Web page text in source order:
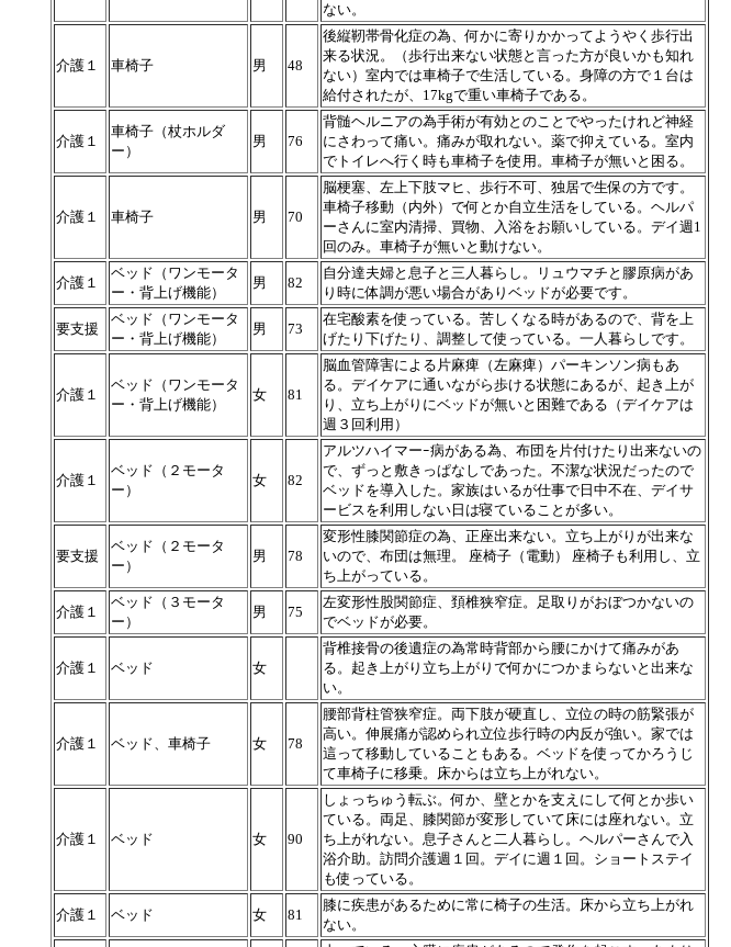
ない。
介護１ 車椅子 男 48
後縦靭帯骨化症の為、何かに寄りかかってようやく歩行出
来る状況。（歩行出来ない状態と言った方が良いかも知れ
ない）室内では車椅子で生活している。身障の方で１台は
給付されたが、17kgで重い車椅子である。
介護１
車椅子（杖ホルダ
ー）
男 76
背髄ヘルニアの為手術が有効とのことでやったけれど神経
にさわって痛い。痛みが取れない。薬で抑えている。室内
でトイレへ行く時も車椅子を使用。車椅子が無いと困る。
介護１ 車椅子 男 70
脳梗塞、左上下肢マヒ、歩行不可、独居で生保の方です。
車椅子移動（内外）で何とか自立生活をしている。ヘルパ
ーさんに室内清掃、買物、入浴をお願いしている。デイ週1
回のみ。車椅子が無いと動けない。
介護１
ベッド（ワンモータ
ー・背上げ機能）
男 82
自分達夫婦と息子と三人暮らし。リュウマチと膠原病があ
り時に体調が悪い場合がありベッドが必要です。
要支援
ベッド（ワンモータ
ー・背上げ機能）
男 73
在宅酸素を使っている。苦しくなる時があるので、背を上
げたり下げたり、調整して使っている。一人暮らしです。
介護１
ベッド（ワンモータ
ー・背上げ機能）
女 81
脳血管障害による片麻痺（左麻痺）パーキンソン病もあ
る。デイケアに通いながら歩ける状態にあるが、起き上が
り、立ち上がりにベッドが無いと困難である（デイケアは
週３回利用）
介護１
ベッド（２モータ
ー）
女 82
アルツハイマーｰ病がある為、布団を片付けたり出来ないの
で、ずっと敷きっぱなしであった。不潔な状況だったので
ベッドを導入した。家族はいるが仕事で日中不在、デイサ
ービスを利用しない日は寝ていることが多い。
要支援
ベッド（２モータ
ー）
男 78
変形性膝関節症の為、正座出来ない。立ち上がりが出来な
いので、布団は無理。 座椅子（電動） 座椅子も利用し、立
ち上がっている。
介護１
ベッド（３モータ
ー）
男 75
左変形性股関節症、頚椎狭窄症。足取りがおぼつかないの
でベッドが必要。
介護１ ベッド 女
背椎接骨の後遺症の為常時背部から腰にかけて痛みがあ
る。起き上がり立ち上がりで何かにつかまらないと出来な
い。
介護１ ベッド、車椅子 女 78
腰部背柱管狭窄症。両下肢が硬直し、立位の時の筋緊張が
高い。伸展痛が認められ立位歩行時の内反が強い。家では
這って移動していることもある。ベッドを使ってかろうじ
て車椅子に移乗。床からは立ち上がれない。
介護１ ベッド 女 90
しょっちゅう転ぶ。何か、壁とかを支えにして何とか歩い
ている。両足、膝関節が変形していて床には座れない。立
ち上がれない。息子さんと二人暮らし。ヘルパーさんで入
浴介助。訪問介護週１回。デイに週１回。ショートステイ
も使っている。
介護１ ベッド 女 81
膝に疾患があるために常に椅子の生活。床から立ち上がれ
ない。